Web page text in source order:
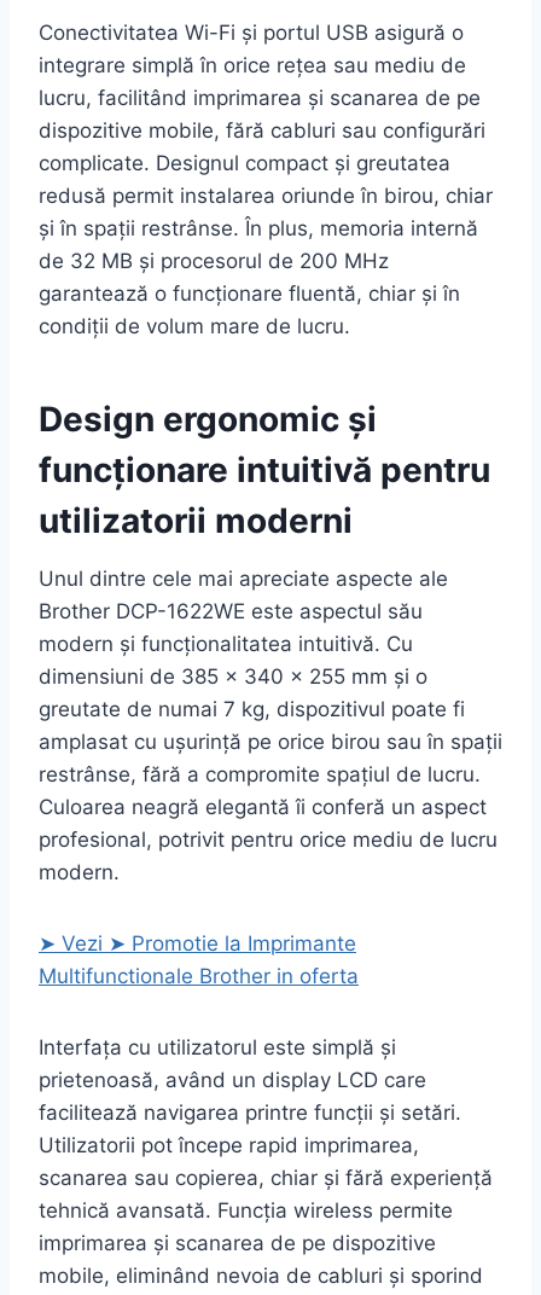
Conectivitatea Wi-Fi și portul USB asigură o
integrare simplă în orice rețea sau mediu de
lucru, facilitând imprimarea și scanarea de pe
dispozitive mobile, fără cabluri sau configurări
complicate. Designul compact și greutatea
redusă permit instalarea oriunde în birou, chiar
și în spații restrânse. În plus, memoria internă
de 32 MB și procesorul de 200 MHz
garantează o funcționare fluentă, chiar și în
condiții de volum mare de lucru.
Design ergonomic și
funcționare intuitivă pentru
utilizatorii moderni
Unul dintre cele mai apreciate aspecte ale
Brother DCP-1622WE este aspectul său
modern și funcționalitatea intuitivă. Cu
dimensiuni de 385 x 340 x 255 mm și o
greutate de numai 7 kg, dispozitivul poate fi
amplasat cu ușurință pe orice birou sau în spații
restrânse, fără a compromite spațiul de lucru.
Culoarea neagră elegantă îi conferă un aspect
profesional, potrivit pentru orice mediu de lucru
modern.
➤ Vezi ➤ Promotie la Imprimante
Multifunctionale Brother in oferta
Interfața cu utilizatorul este simplă și
prietenoasă, având un display LCD care
facilitează navigarea printre funcții și setări.
Utilizatorii pot începe rapid imprimarea,
scanarea sau copierea, chiar și fără experiență
tehnică avansată. Funcția wireless permite
imprimarea și scanarea de pe dispozitive
mobile, eliminând nevoia de cabluri și sporind